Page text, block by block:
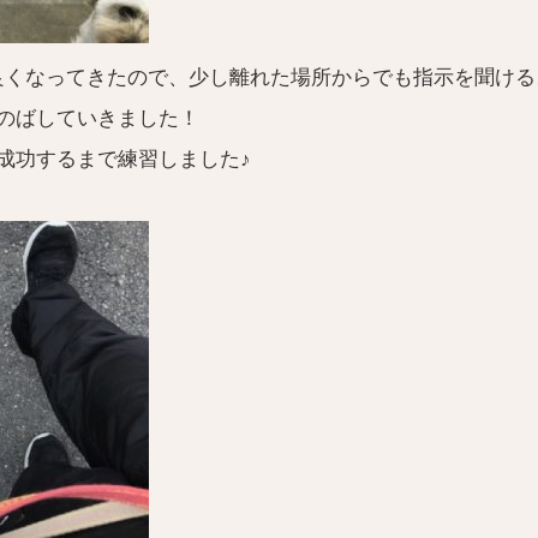
なってきたので、少し離れた場所からでも指示を聞け
ばしていきました！
功するまで練習しました♪